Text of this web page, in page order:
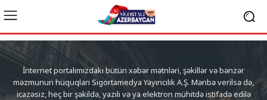
İnternet portalımızdakı bütün xəbər mətnləri, şəkillər və bənzər
məzmunun hüquqları Sigortamedya Yayıncılık A.Ş. Mənbə verilsə də,
icazəsiz, heç bir şəkildə, yazılı və ya elektron mühitdə istifadə edilə